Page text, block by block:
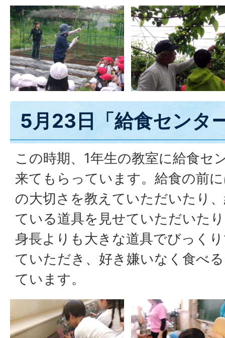
5月23日「給食センタ
この時期、1年生の教室に給食セ
来てもらっています。給食の前
の大切さを教えていただいたり
ている道具を見せていただいた
身長よりも大きな道具でびっく
ていただき、好き嫌いなく食べ
ています。